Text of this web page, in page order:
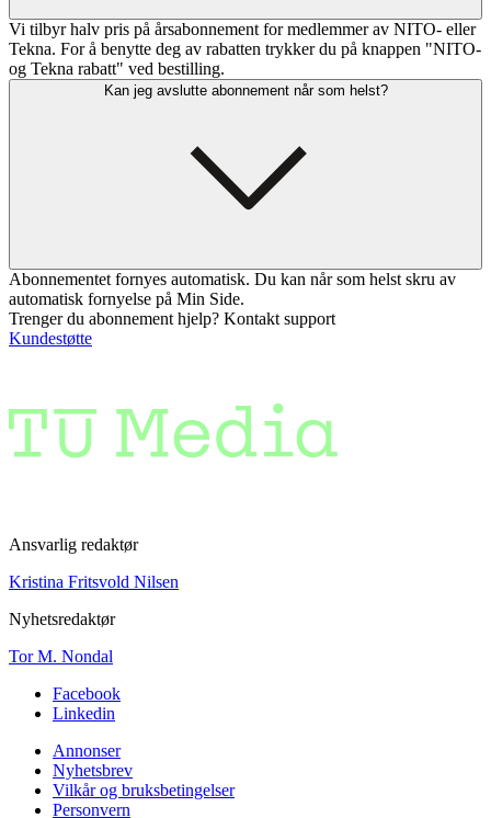
Vi tilbyr halv pris på årsabonnement for medlemmer av NITO- eller
Tekna. For å benytte deg av rabatten trykker du på knappen "NITO-
og Tekna rabatt" ved bestilling.
Kan jeg avslutte abonnement når som helst?
Abonnementet fornyes automatisk. Du kan når som helst skru av
automatisk fornyelse på Min Side.
Trenger du abonnement hjelp? Kontakt support
Kundestøtte
Ansvarlig redaktør
Kristina Fritsvold Nilsen
Nyhetsredaktør
Tor M. Nondal
Facebook
Linkedin
Annonser
Nyhetsbrev
Vilkår og bruksbetingelser
Personvern